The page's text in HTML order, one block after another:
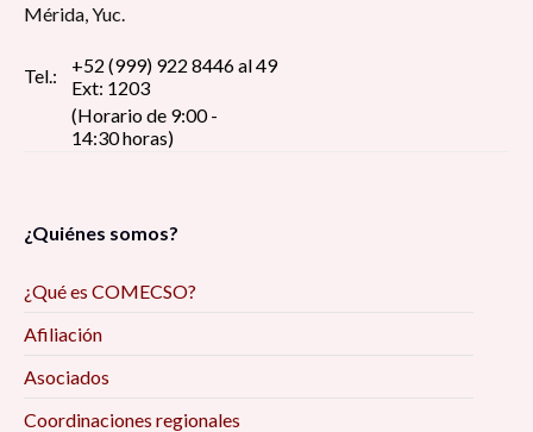
Mérida, Yuc.
Tel.:
+52 (999) 922 8446 al 49
Ext: 1203
(Horario de 9:00 -
14:30 horas)
¿Quiénes somos?
¿Qué es COMECSO?
Afiliación
Asociados
Coordinaciones regionales